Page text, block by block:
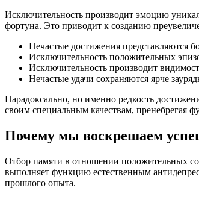
Исключительность производит эмоцию
фортуна. Это приводит к созданию
Нечастые достижения представляются
Исключительность положительных
Исключительность производит
Нечастые удачи сохраняются ярче
Парадоксально, но именно редкость
своим специальным качествам, пренебрегая
Почему мы воскрешаем
Отбор памяти в отношении положительных
выполняет функцию естественным
прошлого опыта.